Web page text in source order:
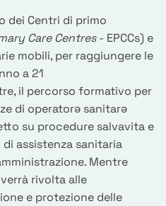
dei Centri di primo
Care Centres- EPCCs) e
mobili, per raggiungere le
a 21
il percorso formativo per
di operatorə sanitarə
su procedure salvavita e
assistenza sanitaria
Mentre
rivolta alle
e protezione delle